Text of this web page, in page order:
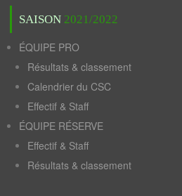
SAISON 2021/2022
ÉQUIPE PRO
Résultats & classement
Calendrier du CSC
Effectif & Staff
ÉQUIPE RÉSERVE
Effectif & Staff
Résultats & classement